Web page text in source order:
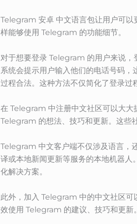
Telegram 安卓 中文语言包让用户可以
样能够使用 Telegram 的功能细节。
对于想要登录 Telegram 的用户来说，
系统会提示用户输入他们的电话号码
过程合法。这种方法不仅简化了登录过
在 Telegram 中注册中文社区可以大大
Telegram 的想法、技巧和更新。这些
Telegram 中文客户端不仅涉及语言，
译或本地新闻更新等服务的本地机器
化解决方案。
此外，加入 Telegram 中的中文社区可
效使用 Telegram 的建议、技巧和更新